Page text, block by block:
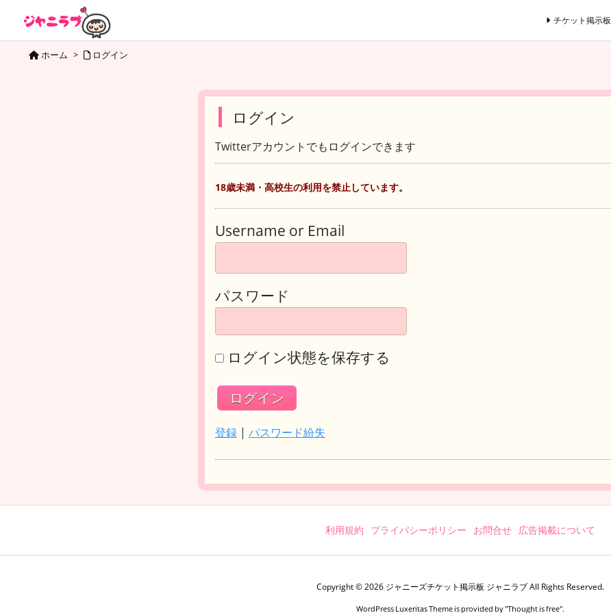
チケット掲示板
ホーム > ログイン
ログイン
Twitterアカウントでもログインできます
18歳未満・高校生の利用を禁止しています。
Username or Email
パスワード
ログイン状態を保存する
登録| パスワード紛失
利用規約 プライバシーポリシー お問合せ 広告掲載について
Copyright ©2026 ジャニーズチケット掲示板 ジャニラブAll Rights Reserved.
WordPress Luxeritas Theme is provided by "Thought is free".